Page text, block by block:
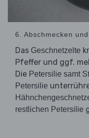
6. Abschmecken
Das Geschnetzelte
Pfeffer und ggf.
Die Petersilie samt
Petersilie
restlichen Petersilie